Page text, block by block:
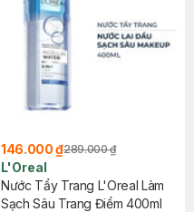
146.000 ₫289.000 ₫
L'Oreal
Nước Tẩy Trang L'Oreal Làm
Sạch Sâu Trang Điểm 400ml